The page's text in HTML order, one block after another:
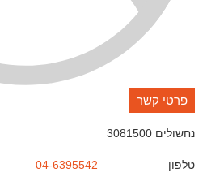
פרטי קשר
נחשולים 3081500
טלפון
04-6395542